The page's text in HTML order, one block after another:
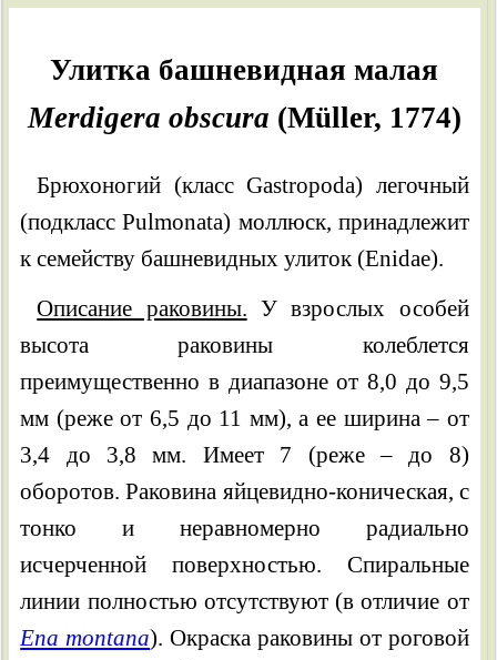
Улитка башневидная малая
Merdigera obscura (Müller, 1774)
Брюхоногий (класс Gastropoda) легочный
(подкласс Pulmonata) моллюск, принадлежит
к семейству башневидных улиток (Enidae).
Описание раковины. У взрослых особей
высота раковины колеблется
преимущественно в диапазоне от 8,0 до 9,5
мм (реже от 6,5 до 11 мм), а ее ширина – от
3,4 до 3,8 мм. Имеет 7 (реже – до 8)
оборотов. Раковина яйцевидно-коническая, с
тонко и неравномерно радиально
исчерченной поверхностью. Спиральные
линии полностью отсутствуют (в отличие от
Ena montana). Окраска раковины от роговой